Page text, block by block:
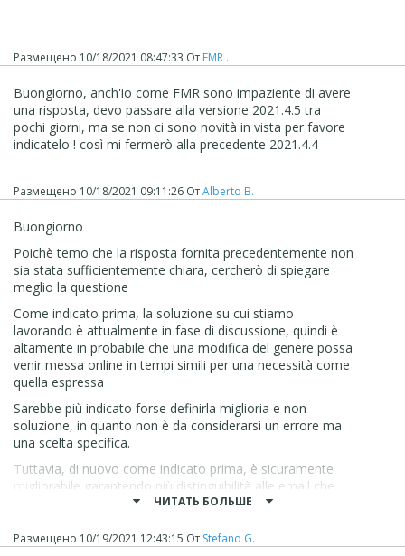
Размещено 10/18/2021 08:47:33 От FMR .
Buongiorno, anch'io come FMR sono impaziente di avere
una risposta, devo passare alla versione 2021.4.5 tra
pochi giorni, ma se non ci sono novità in vista per favore
indicatelo ! così mi fermerò alla precedente 2021.4.4
Размещено 10/18/2021 09:11:26 ОтAlberto B.
Buongiorno
Poichè temo che la risposta fornita precedentemente non
sia stata sufficientemente chiara, cercherò di spiegare
meglio la questione
Come indicato prima, la soluzione su cui stiamo
lavorando è attualmente in fase di discussione, quindi è
altamente in probabile che una modifica del genere possa
venir messa online in tempi simili per una necessità come
quella espressa
Sarebbe più indicato forse definirla miglioria e non
soluzione, in quanto non è da considerarsi un errore ma
una scelta specifica.
Tuttavia, di nuovo come indicato prima, è sicuramente
migliorabile garantendo più distinguibilità alle email che
arrivano ed è ciò su cui stiamo lavorando
Vi posso solo perciò invitare a pazientare fino a che non ci
saranno più novità a riguardo, che saranno rese note
ЧИТАТЬ БОЛЬШЕ
Размещено 10/19/2021 12:43:15 От Stefano G.